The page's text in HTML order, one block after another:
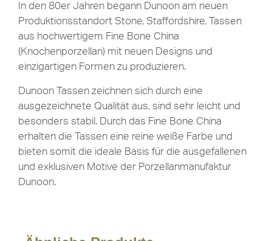
In den 80er Jahren begann Dunoon am neuen
Produktionsstandort Stone, Staffordshire, Tassen
aus hochwertigem Fine Bone China
(Knochenporzellan) mit neuen Designs und
einzigartigen Formen zu produzieren.
Dunoon Tassen zeichnen sich durch eine
ausgezeichnete Qualität aus, sind sehr leicht und
besonders stabil. Durch das Fine Bone China
erhalten die Tassen eine reine weiße Farbe und
bieten somit die ideale Basis für die ausgefallenen
und exklusiven Motive der Porzellanmanufaktur
Dunoon.